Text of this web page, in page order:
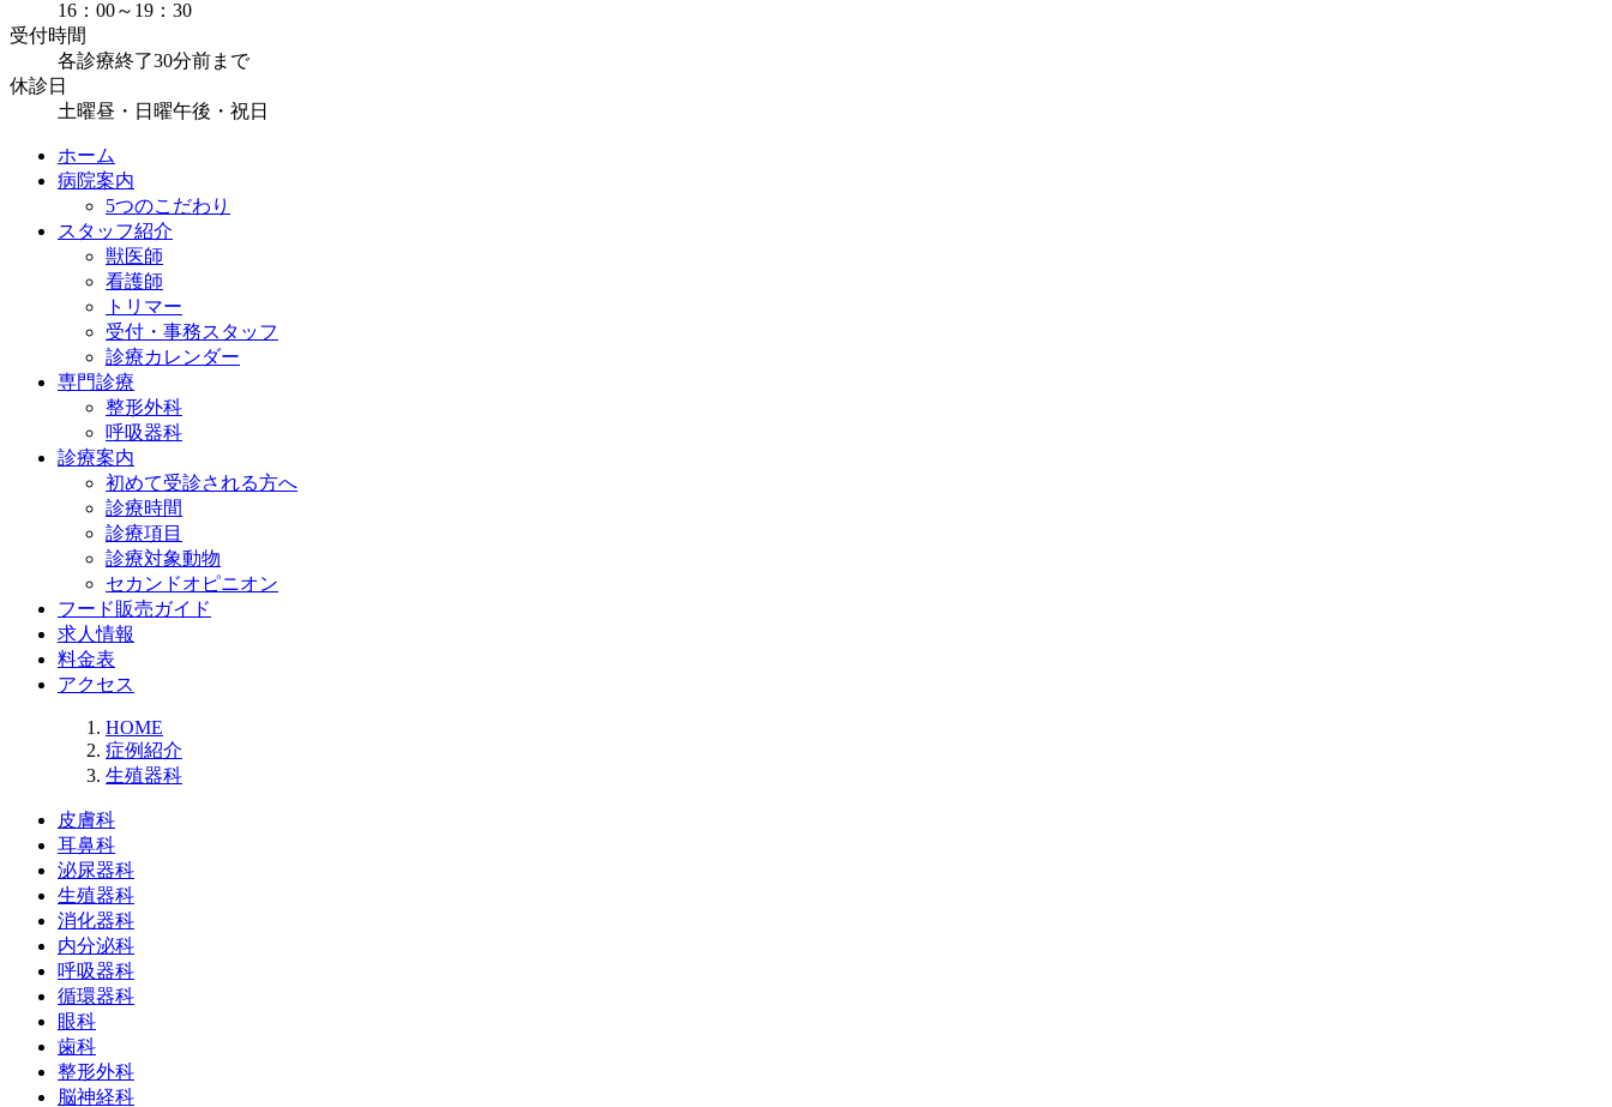
16：00～19：30
受付時間
各診療終了30分前まで
休診日
土曜昼・日曜午後・祝日
ホーム
病院案内
5つのこだわり
スタッフ紹介
獣医師
看護師
トリマー
受付・事務スタッフ
診療カレンダー
専門診療
整形外科
呼吸器科
診療案内
初めて受診される方へ
診療時間
診療項目
診療対象動物
セカンドオピニオン
フード販売ガイド
求人情報
料金表
アクセス
HOME
症例紹介
生殖器科
皮膚科
耳鼻科
泌尿器科
生殖器科
消化器科
内分泌科
呼吸器科
循環器科
眼科
歯科
整形外科
脳神経科